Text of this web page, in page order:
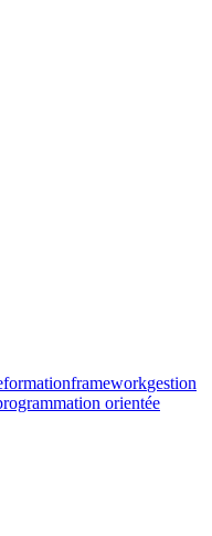
formationframeworkgestion
orientée